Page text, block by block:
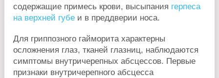
содержащие примесь крови, высыпания герпеса
на верхней губе и в преддверии носа.
Для гриппозного гайморита характерны
осложнения глаз, тканей глазниц, наблюдаются
симптомы внутричерепных абсцессов. Первые
признаки внутричерепного абсцесса